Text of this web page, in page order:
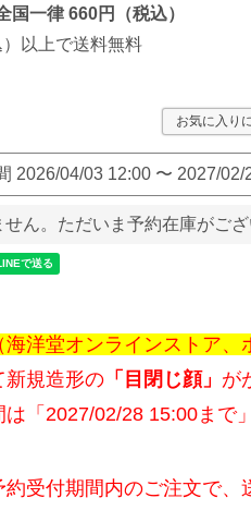
国一律 660円（税込）
以上で送料無料
お気に入り
2026/04/03 12:00 〜 2027/02/
ん。ただいま予約在庫がござ
洋堂オンラインストア、
新規造形の 「目閉じ顔」 が
「2027/02/28 15:00まで
受付期間内のご注文で